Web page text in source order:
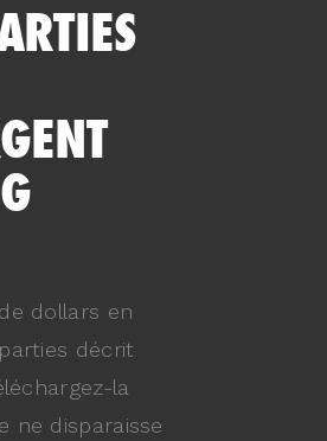
dollars en
décrit
la
ne disparaisse